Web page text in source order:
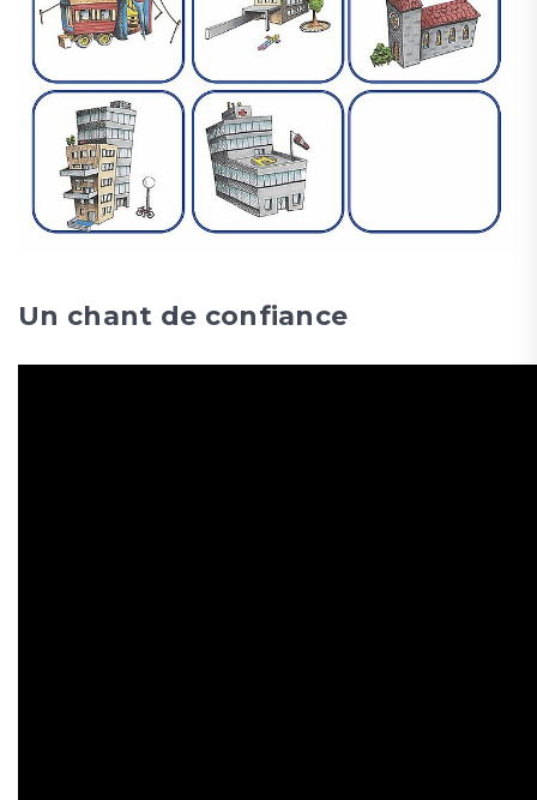
Un chant de confiance